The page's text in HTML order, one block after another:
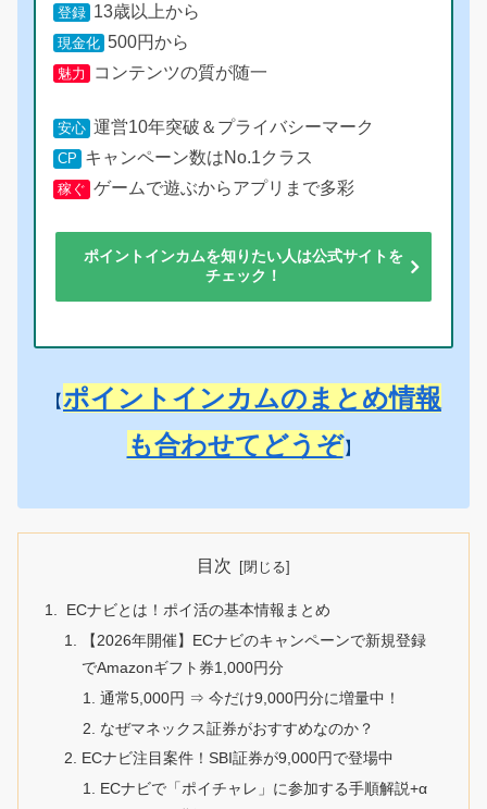
登録 13歳以上から
現金化 500円から
魅力 コンテンツの質が随一
安心 運営10年突破＆プライバシーマーク
CP キャンペーン数はNo.1クラス
稼ぐ ゲームで遊ぶからアプリまで多彩
ポイントインカムを知りたい人は公式サイトを
チェック！
【ポイントインカムのまとめ情報
も合わせてどうぞ 】
目次
ECナビとは！ポイ活の基本情報まとめ
【2026年開催】ECナビのキャンペーンで新規登録
でAmazonギフト券1,000円分
通常5,000円 ⇒ 今だけ9,000円分に増量中！
なぜマネックス証券がおすすめなのか？
ECナビ注目案件！SBI証券が9,000円で登場中
ECナビで「ポイチャレ」に参加する手順解説+α